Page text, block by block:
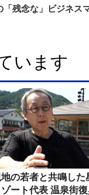
「残念な」ビジネス
います
の若者と共鳴した
ゾート代表 温泉街